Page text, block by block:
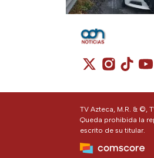
Cuenta de X
Cuenta
TV Azteca, M.R. & ©,
Queda prohibida la
escrito de su titular.